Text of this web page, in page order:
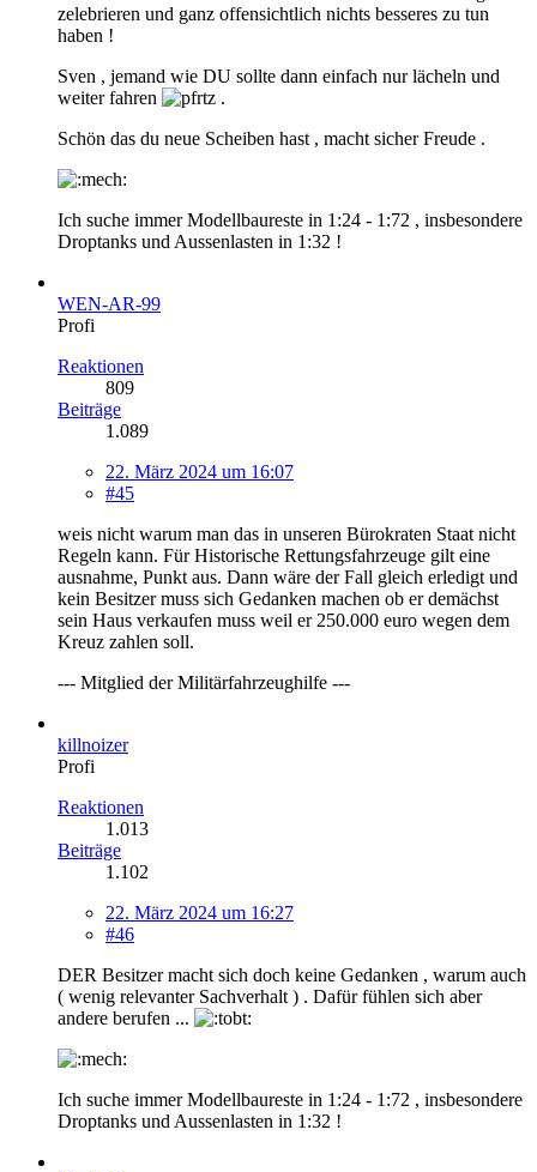
zelebrieren und ganz offensichtlich nichts besseres zu tun
haben !
Sven , jemand wie DU sollte dann einfach nur lächeln und
weiter fahren
.
Schön das du neue Scheiben hast , macht sicher Freude .
Ich suche immer Modellbaureste in 1:24 - 1:72 , insbesondere
Droptanks und Aussenlasten in 1:32 !
WEN-AR-99
Profi
Reaktionen
809
Beiträge
1.089
22. März 2024 um 16:07
#45
weis nicht warum man das in unseren Bürokraten Staat nicht
Regeln kann. Für Historische Rettungsfahrzeuge gilt eine
ausnahme, Punkt aus. Dann wäre der Fall gleich erledigt und
kein Besitzer muss sich Gedanken machen ob er demächst
sein Haus verkaufen muss weil er 250.000 euro wegen dem
Kreuz zahlen soll.
--- Mitglied der Militärfahrzeughilfe ---
killnoizer
Profi
Reaktionen
1.013
Beiträge
1.102
22. März 2024 um 16:27
#46
DER Besitzer macht sich doch keine Gedanken , warum auch
( wenig relevanter Sachverhalt ) . Dafür fühlen sich aber
andere berufen ...
Ich suche immer Modellbaureste in 1:24 - 1:72 , insbesondere
Droptanks und Aussenlasten in 1:32 !